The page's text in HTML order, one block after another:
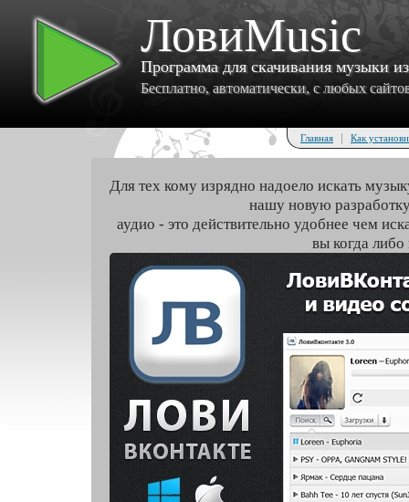
ЛовиMusic
Программа для скачивания музыки
Бесплатно, автоматически, с любых
Главная | Как
Для тех кому изрядно надоело искать
нашу новую
аудио - это действительно удобнее чем
вы когда либо